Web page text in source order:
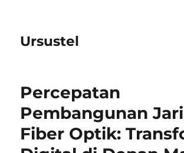
Ursustel
Percepatan
Pembangunan
Fiber Optik: